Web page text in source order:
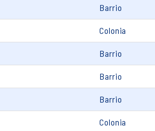
Barrio
Colonia
Barrio
Barrio
Barrio
Colonia